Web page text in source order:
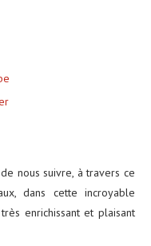
nous suivre, à travers ce
dans cette incroyable
enrichissant et plaisant